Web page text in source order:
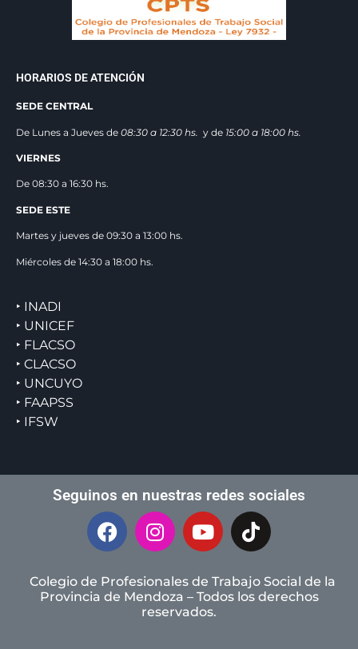
HORARIOS DE ATENCIÓN
SEDE CENTRAL
De Lunes a Jueves de 08:30 a 12:30 hs. y de 15:00 a 18:00 hs.
VIERNES
De 08:30 a 16:30 hs.
SEDE ESTE
Martes y jueves de 09:30 a 13:00 hs.
Miércoles de 14:30 a 18:00 hs.
‣ INADI
‣ UNICEF
‣ FLACSO
‣ CLACSO
‣ UNCUYO
‣ FAAPSS
‣ IFSW
Seguinos en nuestras redes sociales
Colegio de Profesionales de Trabajo Social de la
Provincia de Mendoza – Todos los derechos
reservados.